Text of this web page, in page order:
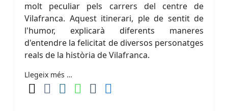
molt peculiar pels carrers del centre de
Vilafranca. Aquest itinerari, ple de sentit de
l'humor, explicarà diferents maneres
d'entendre la felicitat de diversos personatges
reals de la història de Vilafranca.
Llegeix més …